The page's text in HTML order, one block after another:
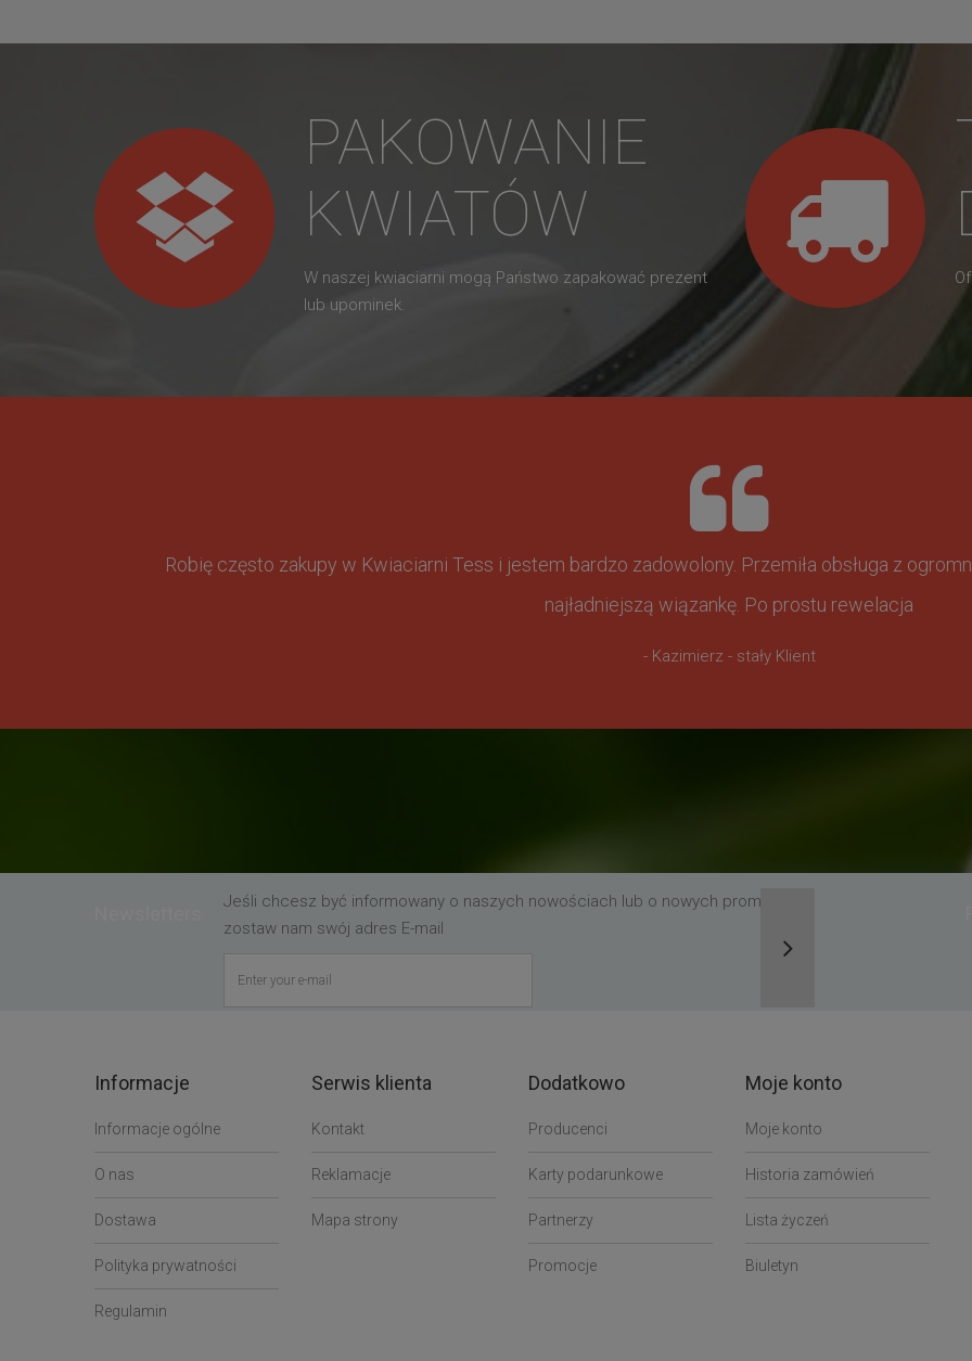
PAKOWANIE
KWIATÓW
W naszej kwiaciarni mogą Państwo zapakować prezent
lub upominek.
Robię często zakupy w Kwiaciarni Tess i jestem bardzo zadowolony. Przemiła obsługa z
najładniejszą wiązankę. Po prostu rewelacja
- Kazimierz - stały Klient
Jeśli chcesz być informowany o naszych nowościach lub o nowych promocjach,
zostaw nam swój adres E-mail
Informacje
Informacje ogólne
O nas
Dostawa
Polityka prywatności
Regulamin
Serwis klienta
Kontakt
Reklamacje
Mapa strony
Dodatkowo
Producenci
Karty podarunkowe
Partnerzy
Promocje
Moje konto
Moje konto
Historia zamówień
Lista życzeń
Biuletyn